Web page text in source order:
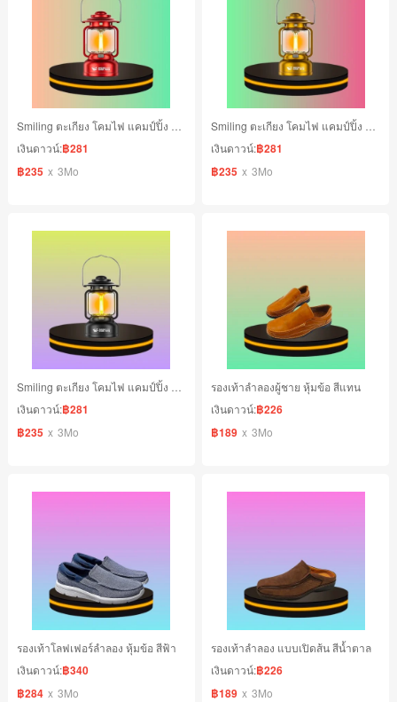
เงินดาวน์:฿281
฿235 x 3Mo
เงินดาวน์:฿281
฿235 x 3Mo
เงินดาวน์:฿281
฿235 x 3Mo
รองเท้าลำลองผู้ชาย หุ้มข้อ สีแทน
เงินดาวน์:฿226
฿189 x 3Mo
รองเท้าโลฟเฟอร์ลําลอง หุ้มข้อ สีฟ้า
เงินดาวน์:฿340
฿284 x 3Mo
รองเท้าลำลอง แบบเปิดส้น สีน้ำตาล
เงินดาวน์:฿226
฿189 x 3Mo